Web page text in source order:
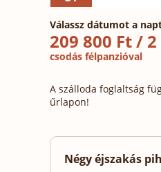
Válassz dátumot a
209 800 Ft /
csodás félpanzióval
A szálloda foglaltság
űrlapon!
Négy éjszakás